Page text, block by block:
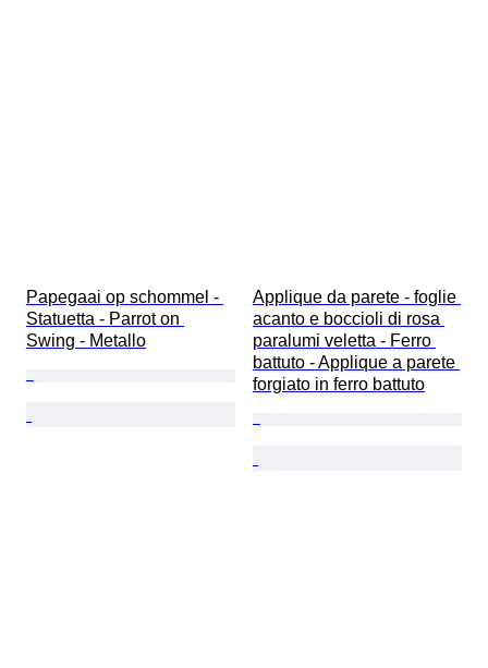
Papegaai op schommel -
Statuetta - Parrot on
Swing - Metallo
Applique da parete - foglie
acanto e boccioli di rosa
paralumi veletta - Ferro
battuto - Applique a parete
forgiato in ferro battuto